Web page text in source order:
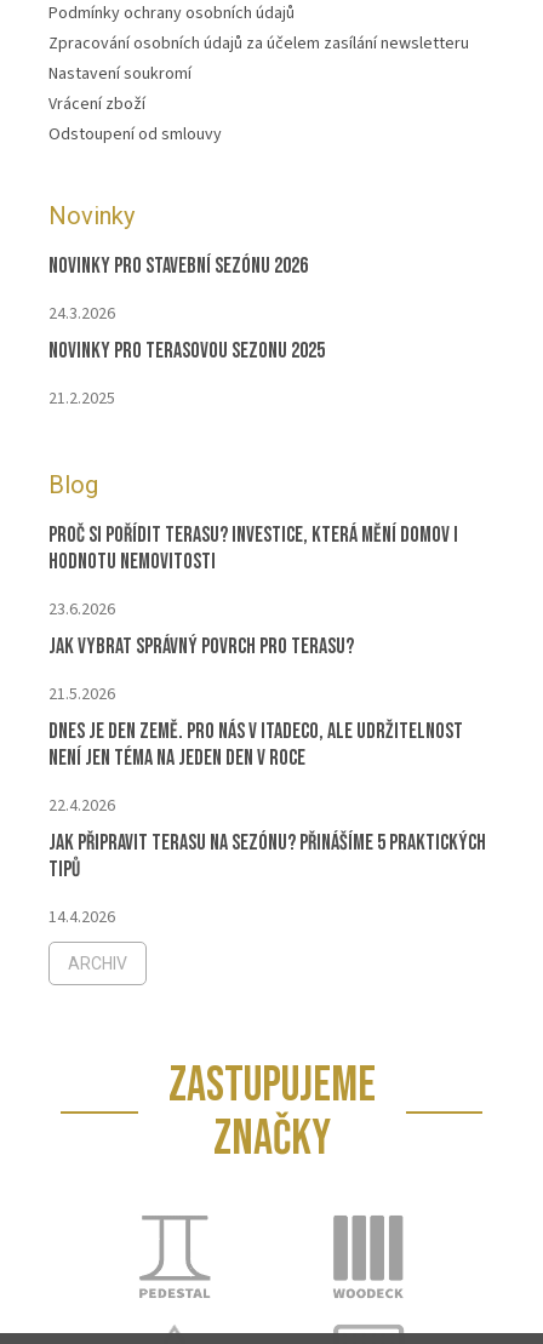
Podmínky ochrany osobních údajů
Zpracování osobních údajů za účelem zasílání newsletteru
Nastavení soukromí
Vrácení zboží
Odstoupení od smlouvy
Novinky
Novinky pro stavební sezónu 2026
24.3.2026
Novinky pro terasovou sezonu 2025
21.2.2025
Blog
Proč si pořídit terasu? Investice, která mění domov i
hodnotu nemovitosti
23.6.2026
Jak vybrat správný povrch pro terasu?
21.5.2026
Dnes je Den Země. Pro nás v ITADECO, ale udržitelnost
není jen téma na jeden den v roce
22.4.2026
Jak připravit terasu na sezónu? Přinášíme 5 praktických
tipů
14.4.2026
ARCHIV
ZASTUPUJEME
ZNAČKY